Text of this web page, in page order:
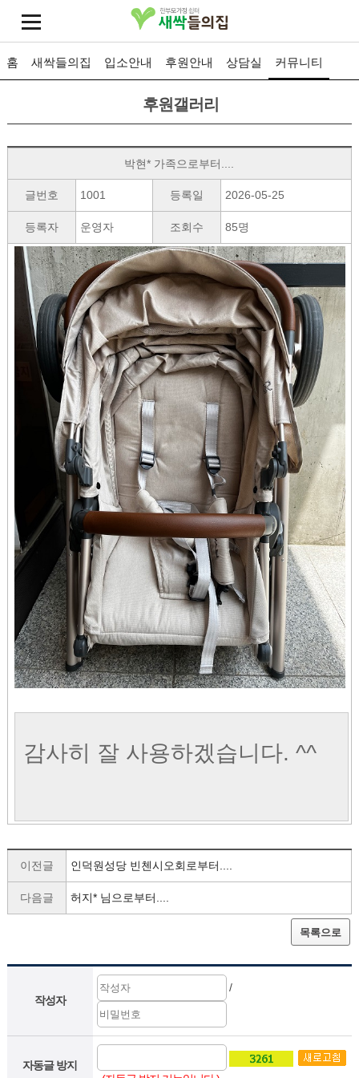
홈 새싹들의집 입소안내 후원안내 상담실 커뮤니티
후원갤러리
박현* 가족으로부터....
글번호 1001 등록일 2026-05-25
등록자 운영자 조회수 85명
감사히 잘 사용하겠습니다. ^^
이전글 인덕원성당 빈첸시오회로부터....
다음글 허지* 님으로부터....
목록으로
작성자
/
자동글 방지